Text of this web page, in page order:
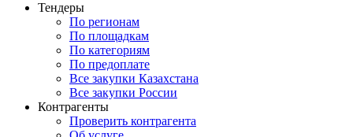
Тендеры
По регионам
По площадкам
По категориям
По предоплате
Все закупки Казахстана
Все закупки России
Контрагенты
Проверить контрагента